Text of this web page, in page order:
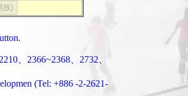
、2366~2368、2732、
(Tel: +886 -2-2621-